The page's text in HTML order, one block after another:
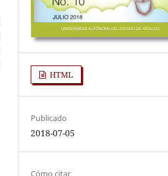
HTML
Publicado
2018-07-05
Cómo citar